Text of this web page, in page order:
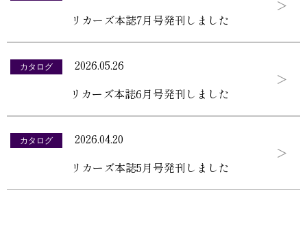
リカーズ本誌7月号発刊しました
カタログ
2026.05.26
リカーズ本誌6月号発刊しました
カタログ
2026.04.20
リカーズ本誌5月号発刊しました